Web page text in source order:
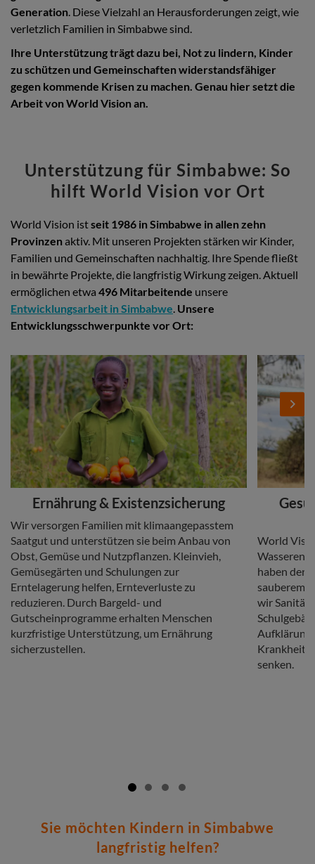
Generation . Diese Vielzahl an Herausforderungen zeigt, wie
verletzlich Familien in Simbabwe sind.
Ihre Unterstützung trägt dazu bei, Not zu lindern, Kinder
zu schützen und Gemeinschaften widerstandsfähiger
gegen kommende Krisen zu machen. Genau hier setzt die
Arbeit von World Vision an.
Unterstützung für Simbabwe: So
hilft World Vision vor Ort
World Vision istseit 1986 in Simbabwe in allen zehn
Provinzenaktiv. Mit unseren Projekten stärken wir Kinder,
Familien und Gemeinschaften nachhaltig. Ihre Spende fließt
in bewährte Projekte, die langfristig Wirkung zeigen. Aktuell
ermöglichen etwa 496 Mitarbeitende unsere
Entwicklungsarbeit in Simbabwe Unsere
Entwicklungsschwerpunkte vor Ort:
Stories
Add
Image
Headline
Ernährung & Existenzsicherung
Copy
Wir versorgen Familien mit klimaangepasstem
Saatgut und unterstützen sie beim Anbau von
Obst, Gemüse und Nutzpflanzen. Kleinvieh,
Gemüsegärten und Schulungen zur
Erntelagerung helfen, Ernteverluste zu
reduzieren. Durch Bargeld- und
Gutscheinprogramme erhalten Menschen
kurzfristige Unterstützung, um Ernährung
sicherzustellen.
Add
Image
Headline
Copy
World
haben
sauberem
wir
senken.
Next
Sie möchten Kindern in Simbabwe
langfristig helfen?